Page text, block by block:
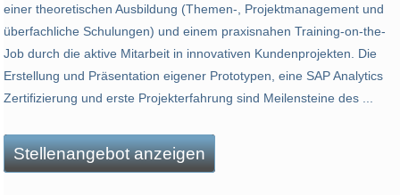
einer theoretischen Ausbildung (Themen-, Projektmanagement und
überfachliche Schulungen) und einem praxisnahen Training-on-the-
Job durch die aktive Mitarbeit in innovativen Kundenprojekten. Die
Erstellung und Präsentation eigener Prototypen, eine SAP Analytics
Zertifizierung und erste Projekterfahrung sind Meilensteine des ...
Stellenangebot anzeigen